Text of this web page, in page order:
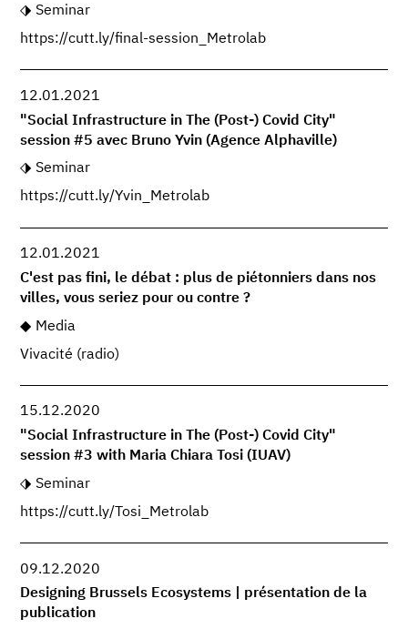
Seminar
https://cutt.ly/final-session_Metrolab
12.01.2021
"Social Infrastructure in The (Post-) Covid City"
session #5 avec Bruno Yvin (Agence Alphaville)
Seminar
https://cutt.ly/Yvin_Metrolab
12.01.2021
C'est pas fini, le débat : plus de piétonniers dans nos
villes, vous seriez pour ou contre ?
Media
Vivacité (radio)
15.12.2020
"Social Infrastructure in The (Post-) Covid City"
session #3 with Maria Chiara Tosi (IUAV)
Seminar
https://cutt.ly/Tosi_Metrolab
09.12.2020
Designing Brussels Ecosystems | présentation de la
publication